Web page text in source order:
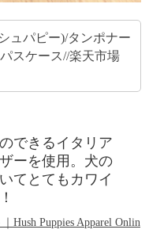
ュパピー)/タンポナー
スケース//楽天市場
できるイタリア
ーを使用。犬の
てとてもカワイ
Hush Puppies Apparel Onlin